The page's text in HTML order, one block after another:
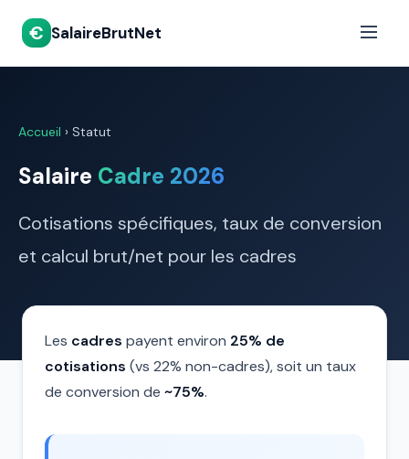
€ SalaireBrutNet
Accueil › Statut
Salaire Cadre 2026
Cotisations spécifiques, taux de conversion
et calcul brut/net pour les cadres
Les cadres payent environ 25% de
cotisations (vs 22% non-cadres), soit un taux
de conversion de ~75%.